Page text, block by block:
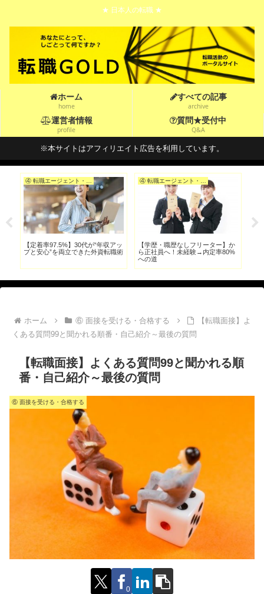
★ 日本人の転職 ★
ホーム
home
すべての記事
archive
運営者情報
profile
質問★受付中
Q&A
※本サイトはアフィリエイト広告を利用しています。
【定着率97.5%】30代が“年収アッ
プと安心”を両立できた外資転職術
【学歴・職歴なしフリーター】か
ら正社員へ！未経験→内定率80%
への道
ホーム ⑥ 面接を受ける・合格する
【転職面接】よ
くある質問99と聞かれる順番・自己紹介～最後の質問
【転職面接】よくある質問99と聞かれる順
番・自己紹介～最後の質問
⑥ 面接を受ける・合格する
0